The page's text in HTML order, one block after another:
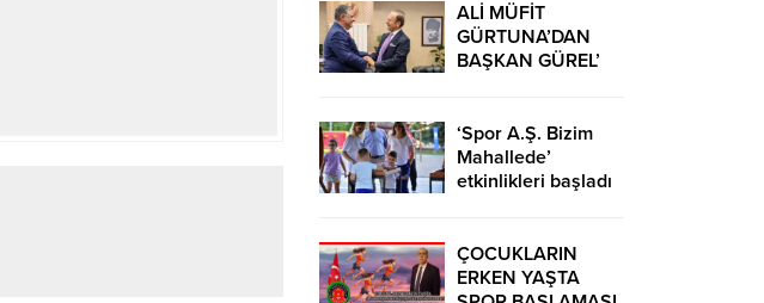
ALİ MÜFİT
GÜRTUNA’DAN
BAŞKAN GÜREL’
‘Spor A.Ş. Bizim
Mahallede’
etkinlikleri başladı
ÇOCUKLARIN
ERKEN YAŞTA